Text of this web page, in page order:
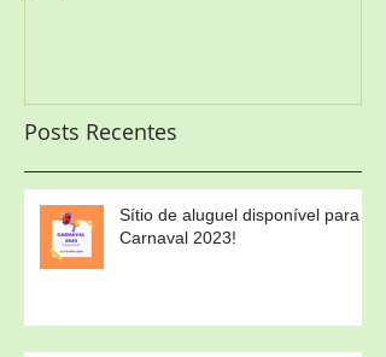
Posts Recentes
Sítio de aluguel disponível para
Carnaval 2023!